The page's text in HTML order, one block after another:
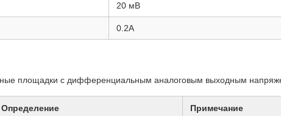
20 мВ
0.2A
площадки с дифференциальным аналоговым выходным
Определение Примечание